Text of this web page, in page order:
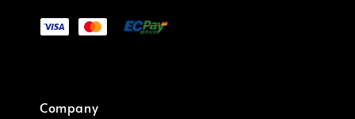
Company